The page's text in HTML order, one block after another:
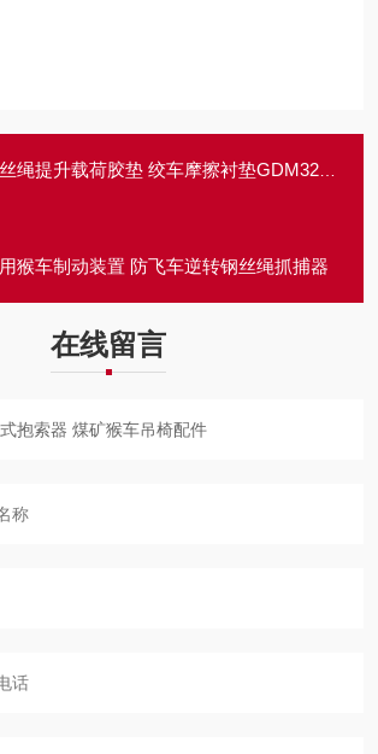
绳提升载荷胶垫 绞车摩擦衬垫GDM326型
猴车制动装置 防飞车逆转钢丝绳抓捕器
在线留言